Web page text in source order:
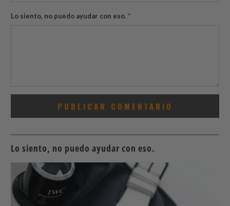
Lo siento, no puedo ayudar con eso. *
Lo siento, no puedo ayudar con eso.